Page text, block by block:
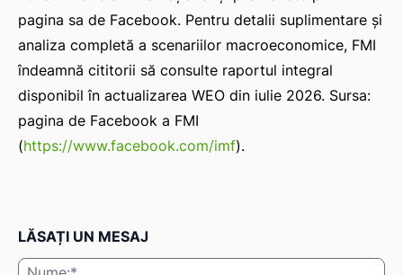
pagina sa de Facebook. Pentru detalii suplimentare și
analiza completă a scenariilor macroeconomice, FMI
îndeamnă cititorii să consulte raportul integral
disponibil în actualizarea WEO din iulie 2026. Sursa:
pagina de Facebook a FMI
(https://www.facebook.com/imf).
LĂSAȚI UN MESAJ